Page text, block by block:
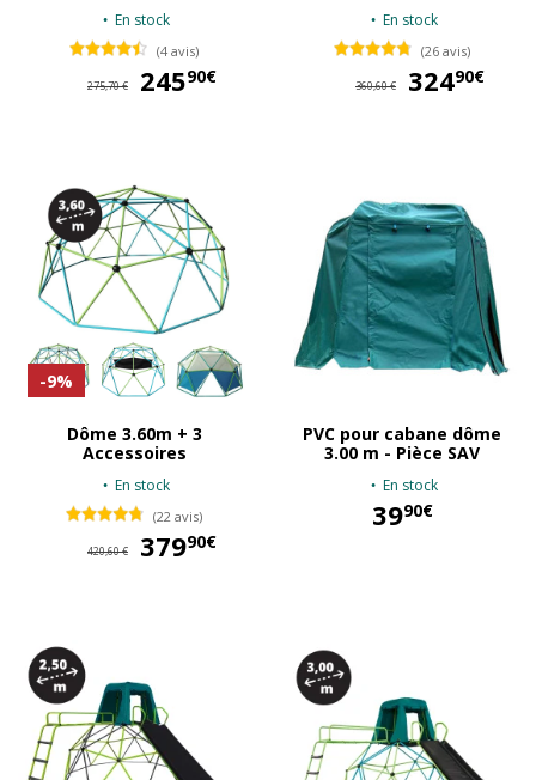
En stock
(4 avis)
275,70 € 24590€
En stock
(26 avis)
360,60 € 32490€
-9%
Dôme 3.60m + 3
Accessoires
En stock
(22 avis)
420,60 € 37990€
PVC pour cabane dôme
3.00 m - Pièce SAV
En stock
3990€